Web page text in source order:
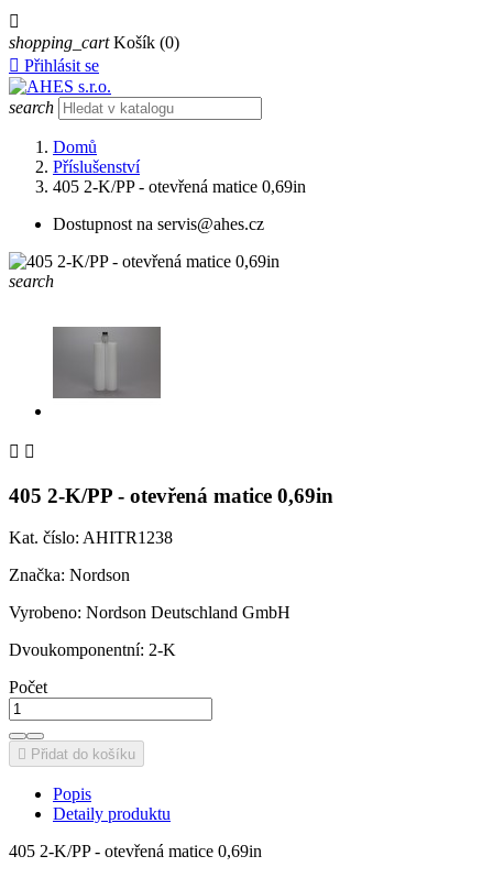

shopping_cart Košík (0)
 Přihlásit se
search
Domů
Příslušenství
405 2-K/PP - otevřená matice 0,69in
Dostupnost na servis@ahes.cz
search
 
405 2-K/PP - otevřená matice 0,69in
Kat. číslo: AHITR1238
Značka: Nordson
Vyrobeno: Nordson Deutschland GmbH
Dvoukomponentní: 2-K
Počet
 Přidat do košíku
Popis
Detaily produktu
405 2-K/PP - otevřená matice 0,69in